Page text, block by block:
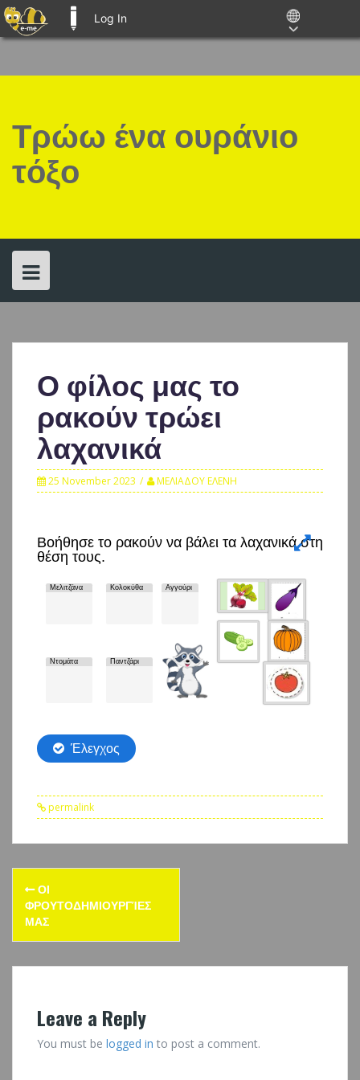
Τρώω ένα ουράνιο
τόξο
Ο φίλος μας το
ρακούν τρώει
λαχανικά
25 November 2023 ΜΕΛΙΑΔΟΥ ΕΛΕΝΗ
permalink
Post
navigation
ΟΙ
ΦΡΟΥΤΟΔΗΜΙΟΥΡΓΊΕΣ
ΜΑΣ
Leave a Reply
You must be logged in to post a comment.
Log In